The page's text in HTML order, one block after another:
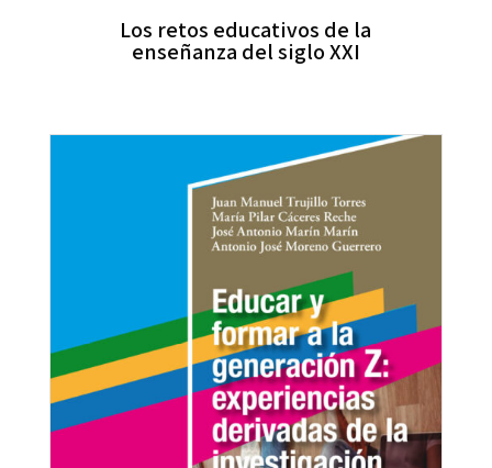
Los retos educativos de la
enseñanza del siglo XXI